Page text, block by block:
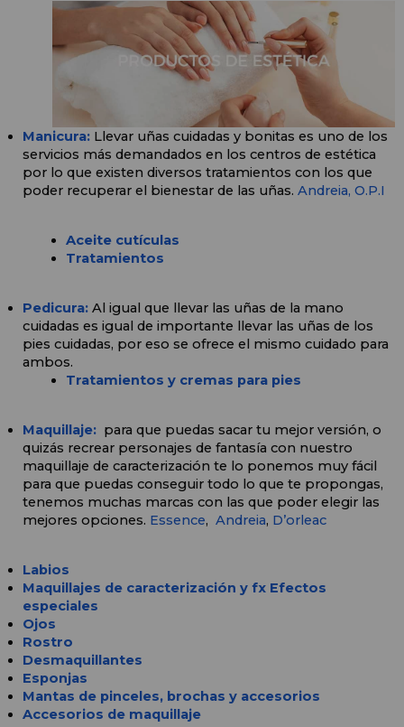
Manicura: Llevar uñas cuidadas y bonitas es uno de los
servicios más demandados en los centros de estética
por lo que existen diversos tratamientos con los que
poder recuperar el bienestar de las uñas. Andreia, O.P.I
Aceite cutículas
Tratamientos
Pedicura: Al igual que llevar las uñas de la mano
cuidadas es igual de importante llevar las uñas de los
pies cuidadas, por eso se ofrece el mismo cuidado para
ambos.
Tratamientos y cremas para pies
Maquillaje: para que puedas sacar tu mejor versión, o
quizás recrear personajes de fantasía con nuestro
maquillaje de caracterización te lo ponemos muy fácil
para que puedas conseguir todo lo que te propongas,
tenemos muchas marcas con las que poder elegir las
mejores opciones. Essence, Andreia, D’orleac
Labios
Maquillajes de caracterización y fx Efectos
especiales
Ojos
Rostro
Desmaquillantes
Esponjas
Mantas de pinceles, brochas y accesorios
Accesorios de maquillaje